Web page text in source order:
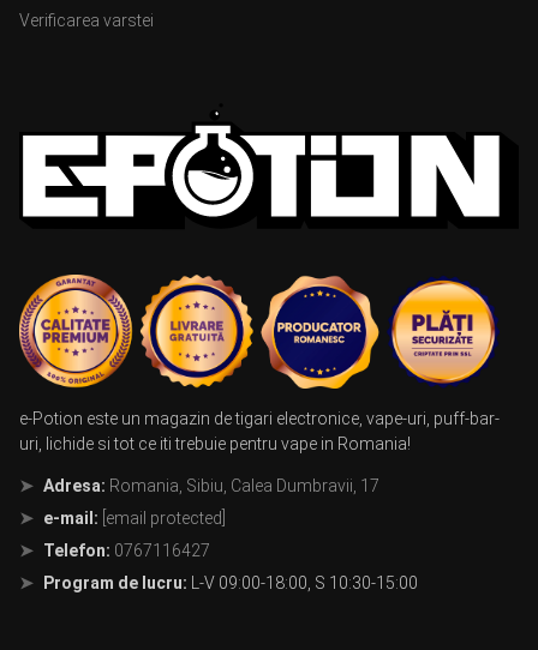
Verificarea varstei
e-Potion este un magazin de tigari electronice, vape-uri, puff-bar-
uri, lichide si tot ce iti trebuie pentru vape in Romania!
Adresa: Romania, Sibiu, Calea Dumbravii, 17
e-mail: [email protected]
Telefon: 0767116427
Program de lucru: L-V 09:00-18:00, S 10:30-15:00